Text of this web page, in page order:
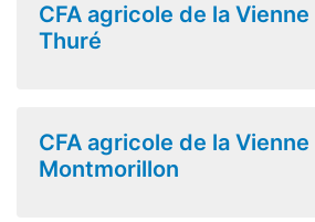
CFA agricole de la
Thuré
CFA agricole de la
Montmorillon